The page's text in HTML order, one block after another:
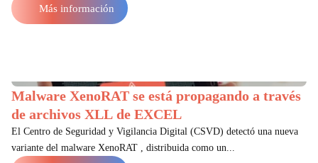
Más información
Malware XenoRAT se está propagando a través
de archivos XLL de EXCEL
El Centro de Seguridad y Vigilancia Digital (CSVD) detectó una nueva
variante del malware XenoRAT , distribuida como un...